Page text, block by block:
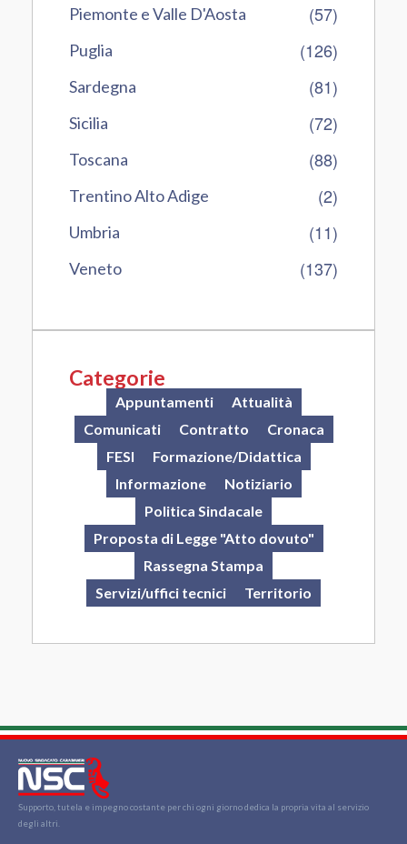
Piemonte e Valle D'Aosta (57)
Puglia (126)
Sardegna (81)
Sicilia (72)
Toscana (88)
Trentino Alto Adige (2)
Umbria (11)
Veneto (137)
Categorie
Appuntamenti
Attualità
Comunicati
Contratto
Cronaca
FESI
Formazione/Didattica
Informazione
Notiziario
Politica Sindacale
Proposta di Legge "Atto dovuto"
Rassegna Stampa
Servizi/uffici tecnici
Territorio
Supporto, tutela e impegno costante per chi ogni giorno dedica la propria vita al servizio
degli altri.